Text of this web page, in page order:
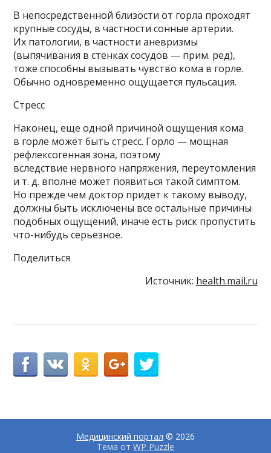
В непосредственной близости от горла проходят
крупные сосуды, в частности сонные артерии.
Их патологии, в частности аневризмы
(выпячивания в стенках сосудов — прим. ред),
тоже способны вызывать чувство кома в горле.
Обычно одновременно ощущается пульсация.
Стресс
Наконец, еще одной причиной ощущения кома
в горле может быть стресс. Горло — мощная
рефлексогенная зона, поэтому
вследствие нервного напряжения, переутомления
и т. д. вполне может появиться такой симптом.
Но прежде чем доктор придет к такому выводу,
должны быть исключены все остальные причины
подобных ощущений, иначе есть риск пропустить
что-нибудь серьезное.
Поделиться
Источник: health.mail.ru
Медицинский портал © 2026
Тема от WP Puzzle